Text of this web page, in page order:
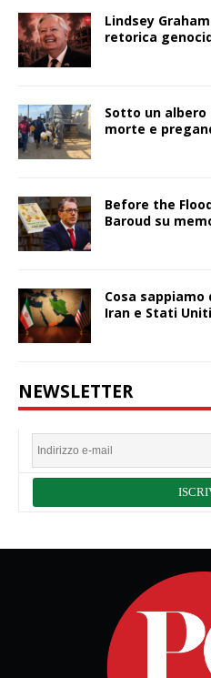
Lindsey
retorica
Sotto un albero
morte e
Before the
Baroud su
Cosa
Iran e Stati
NEWSLETTER